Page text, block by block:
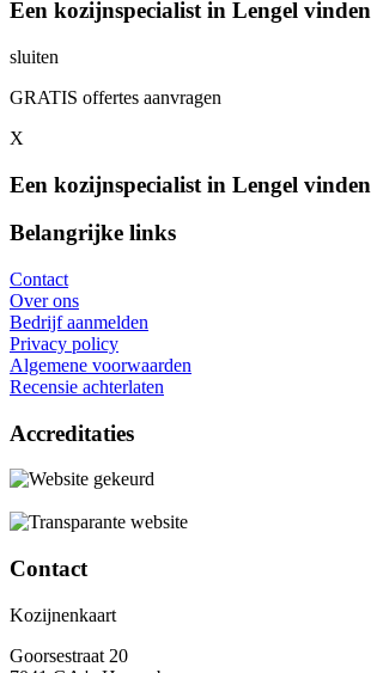
Een kozijnspecialist in Lengel vinden
sluiten
GRATIS offertes aanvragen
X
Een kozijnspecialist in Lengel vinden
Belangrijke links
Contact
Over ons
Bedrijf aanmelden
Privacy policy
Algemene voorwaarden
Recensie achterlaten
Accreditaties
Contact
Kozijnenkaart
Goorsestraat 20